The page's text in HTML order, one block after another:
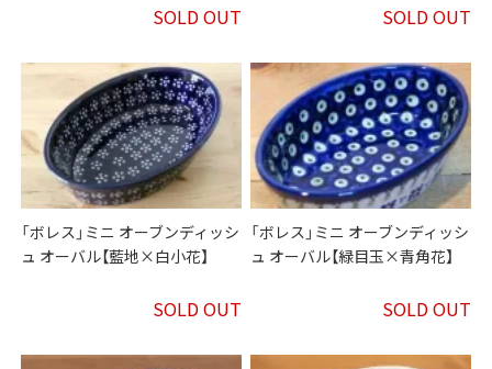
SOLD OUT SOLD OUT
「ボレス」ミニ オーブンディッシ
ュ オーバル【藍地×白小花】
SOLD OUT
「ボレス」ミニ オーブンディッシ
ュ オーバル【緑目玉×青角花】
SOLD OUT